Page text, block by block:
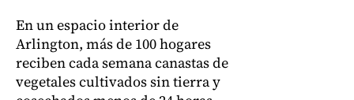
En un espacio interior de
Arlington, más de 100 hogares
reciben cada semana canastas de
vegetales cultivados sin tierra y